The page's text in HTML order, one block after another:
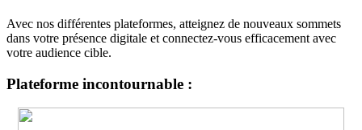
Avec nos différentes plateformes, atteignez de nouveaux sommets
dans votre présence digitale et connectez-vous efficacement avec
votre audience cible.
Plateforme incontournable :